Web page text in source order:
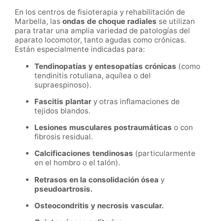
En los centros de fisioterapia y rehabilitación de
Marbella, las ondas de choque radiales se utilizan
para tratar una amplia variedad de patologías del
aparato locomotor, tanto agudas como crónicas.
Están especialmente indicadas para:
Tendinopatías y entesopatías crónicas (como
tendinitis rotuliana, aquílea o del
supraespinoso).
Fascitis plantar y otras inflamaciones de
tejidos blandos.
Lesiones musculares postraumáticas o con
fibrosis residual.
Calcificaciones tendinosas (particularmente
en el hombro o el talón).
Retrasos en la consolidación ósea y
pseudoartrosis.
Osteocondritis y necrosis vascular.